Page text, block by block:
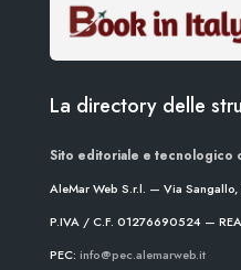
La directory delle
Sito editoriale e tecnologico
AleMar Web S.r.l. — Via
P.IVA / C.F. 01276690524 —
PEC: info@pec.alemarweb.it